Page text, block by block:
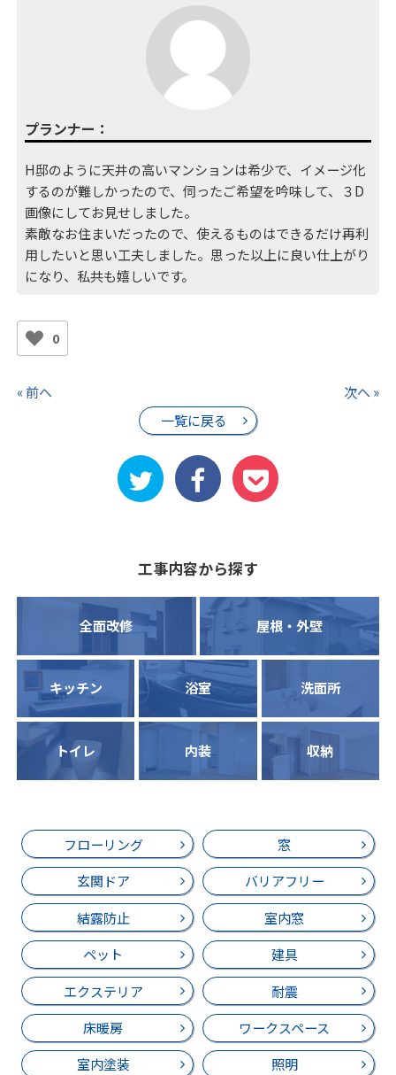
プランナー：
H邸のように天井の高いマンションは希少で、イメージ化
するのが難しかったので、伺ったご希望を吟味して、３D
画像にしてお見せしました。
素敵なお住まいだったので、使えるものはできるだけ再利
用したいと思い工夫しました。思った以上に良い仕上がり
になり、私共も嬉しいです。
0
« 前へ
一覧に戻る
次へ »
工事内容から探す
全面改修 屋根・外壁
キッチン 浴室 洗面所
トイレ 内装 収納
フローリング
窓
玄関ドア
バリアフリー
結露防止
室内窓
ペット
建具
エクステリア
耐震
床暖房
ワークスペース
室内塗装
照明